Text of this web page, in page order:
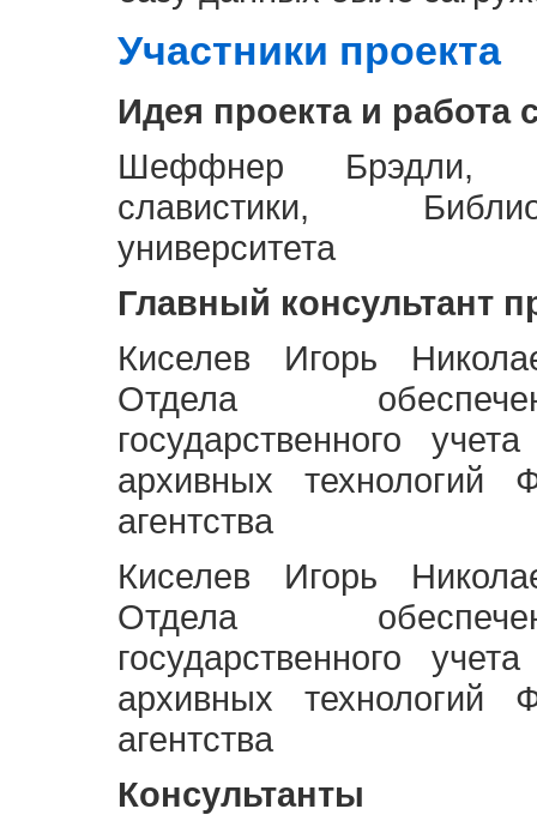
Участники проекта
Идея проекта и работа
Шеффнер Брэдли,
славистики,
университета
Главный консультант
Киселев Игорь
Отдела
государственного
архивных технологий
агентства
Киселев Игорь
Отдела
государственного
архивных технологий
агентства
Консультанты